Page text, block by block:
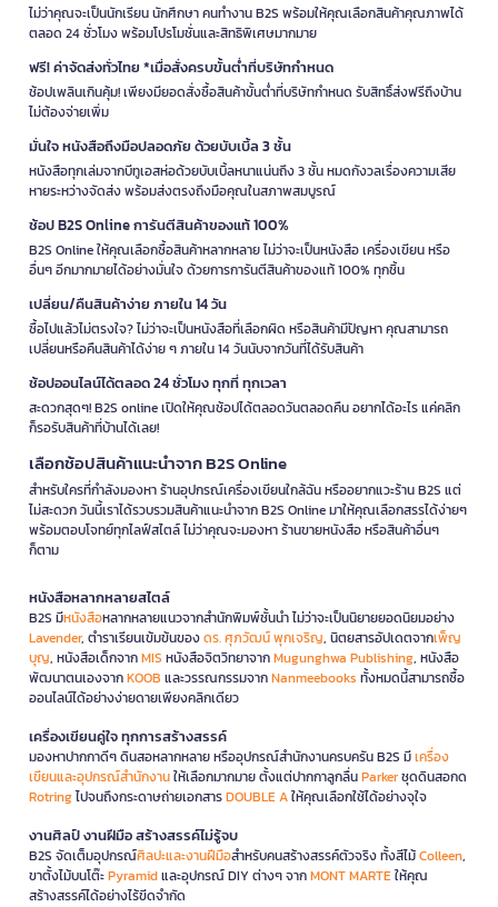
ไม่ว่าคุณจะเป็นนักเรียน นักศึกษา คนทำงาน B2S พร้อมให้คุณเลือกสินค้าคุณภาพได้
ตลอด 24 ชั่วโมง พร้อมโปรโมชั่นและสิทธิพิเศษมากมาย
ฟรี! ค่าจัดส่งทั่วไทย *เมื่อสั่งครบขั้นต่ำที่บริษัทกำหนด
ช้อปเพลินเกินคุ้ม! เพียงมียอดสั่งซื้อสินค้าขั้นต่ำที่บริษัทกำหนด รับสิทธิ์ส่งฟรีถึงบ้าน
ไม่ต้องจ่ายเพิ่ม
มั่นใจ หนังสือถึงมือปลอดภัย ด้วยบับเบิ้ล 3 ชั้น
หนังสือทุกเล่มจากบีทูเอสห่อด้วยบับเบิ้ลหนาแน่นถึง 3 ชั้น หมดกังวลเรื่องความเสีย
หายระหว่างจัดส่ง พร้อมส่งตรงถึงมือคุณในสภาพสมบูรณ์
ช้อป B2S Online การันตีสินค้าของแท้ 100%
B2S Online ให้คุณเลือกซื้อสินค้าหลากหลาย ไม่ว่าจะเป็นหนังสือ เครื่องเขียน หรือ
อื่นๆ อีกมากมายได้อย่างมั่นใจ ด้วยการการันตีสินค้าของแท้ 100% ทุกชิ้น
เปลี่ยน/คืนสินค้าง่าย ภายใน 14 วัน
ซื้อไปแล้วไม่ตรงใจ? ไม่ว่าจะเป็นหนังสือที่เลือกผิด หรือสินค้ามีปัญหา คุณสามารถ
เปลี่ยนหรือคืนสินค้าได้ง่าย ๆ ภายใน 14 วันนับจากวันที่ได้รับสินค้า
ช้อปออนไลน์ได้ตลอด 24 ชั่วโมง ทุกที่ ทุกเวลา
สะดวกสุดๆ! B2S online เปิดให้คุณช้อปได้ตลอดวันตลอดคืน อยากได้อะไร แค่คลิก
ก็รอรับสินค้าที่บ้านได้เลย!
เลือกช้อปสินค้าแนะนำจาก B2S Online
สำหรับใครที่กำลังมองหา ร้านอุปกรณ์เครื่องเขียนใกล้ฉัน หรืออยากแวะร้าน B2S แต่
ไม่สะดวก วันนี้เราได้รวบรวมสินค้าแนะนำจาก B2S Online มาให้คุณเลือกสรรได้ง่ายๆ
พร้อมตอบโจทย์ทุกไลฟ์สไตล์ ไม่ว่าคุณจะมองหา ร้านขายหนังสือ หรือสินค้าอื่นๆ
ก็ตาม
หนังสือหลากหลายสไตล์
B2S มีหนังสือหลากหลายแนวจากสำนักพิมพ์ชั้นนำ ไม่ว่าจะเป็นนิยายยอดนิยมอย่าง
Lavender, ตำราเรียนเข้มข้นของดร. ศุภวัฒน์ พุกเจริญ, นิตยสารอัปเดตจากเพ็ญ
บุญ, หนังสือเด็กจากMIS หนังสือจิตวิทยาจากMugunghwa Publishing, หนังสือ
พัฒนาตนเองจากKOOB และวรรณกรรมจากNanmeebooks ทั้งหมดนี้สามารถซื้อ
ออนไลน์ได้อย่างง่ายดายเพียงคลิกเดียว
เครื่องเขียนคู่ใจ ทุกการสร้างสรรค์
มองหาปากกาดีๆ ดินสอหลากหลาย หรืออุปกรณ์สำนักงานครบครัน B2S มีเครื่อง
เขียนและอุปกรณ์สำนักงานให้เลือกมากมาย ตั้งแต่ปากกาลูกลื่นParkerชุดดินสอกด
Rotringไปจนถึงกระดาษถ่ายเอกสารDOUBLE Aให้คุณเลือกใช้ได้อย่างจุใจ
งานศิลป์ งานฝีมือ สร้างสรรค์ไม่รู้จบ
B2S จัดเต็มอุปกรณ์ศิลปะและงานฝีมือสำหรับคนสร้างสรรค์ตัวจริง ทั้งสีไม้Colleen,
ขาตั้งไม้บนโต๊ะPyramidและอุปกรณ์ DIY ต่างๆ จากMONT MARTEให้คุณ
สร้างสรรค์ได้อย่างไร้ขีดจำกัด